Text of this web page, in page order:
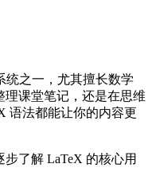
统之一，尤其擅长数学
课堂笔记，还是在思维
语法都能让你的内容更
了解 LaTeX 的核心用